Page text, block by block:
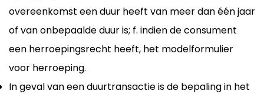
overeenkomst een duur heeft van meer dan één jaar
of van onbepaalde duur is; f. indien de consument
een herroepingsrecht heeft, het modelformulier
voor herroeping.
In geval van een duurtransactie is de bepaling in het